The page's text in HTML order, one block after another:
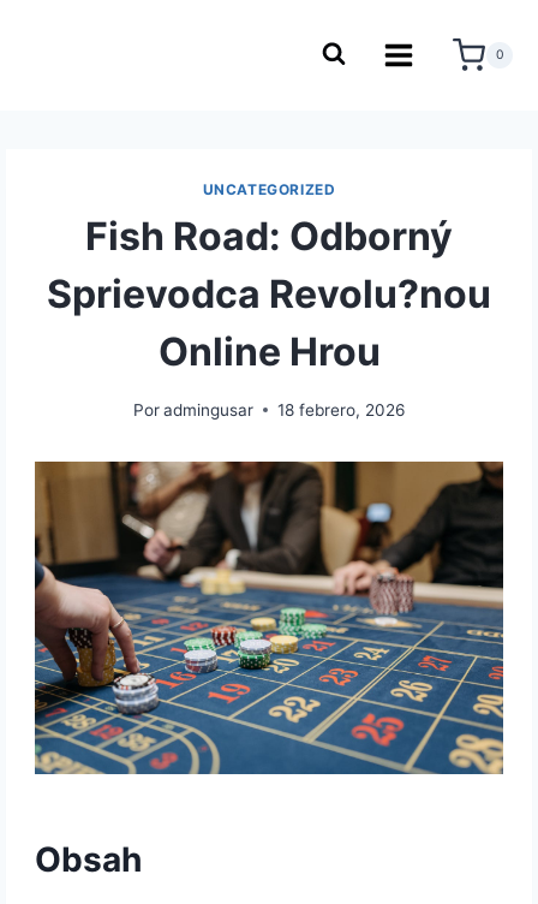
0
UNCATEGORIZED
Fish Road: Odborný
Sprievodca Revolu?nou
Online Hrou
Poradmingusar 18 febrero, 2026
Obsah